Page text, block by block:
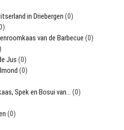
in Driebergen (0)
van de Barbecue (0)
Jus (0)
(0)
Spek en Bosui van… (0)
(0)